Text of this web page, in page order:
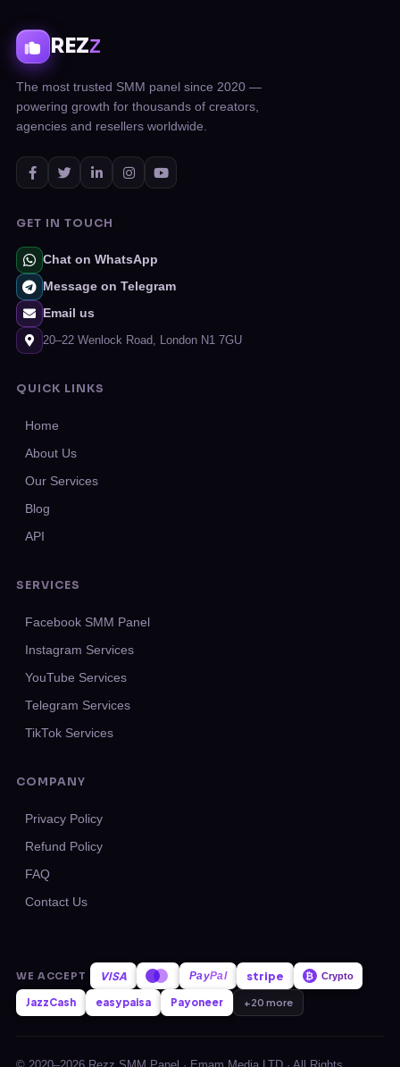
REZZ
The most trusted SMM panel since 2020 —
powering growth for thousands of creators,
agencies and resellers worldwide.
GET IN TOUCH
Chat on WhatsApp
Message on Telegram
Email us
20–22 Wenlock Road, London N1 7GU
QUICK LINKS
Home
About Us
Our Services
Blog
API
SERVICES
Facebook SMM Panel
Instagram Services
YouTube Services
Telegram Services
TikTok Services
COMPANY
Privacy Policy
Refund Policy
FAQ
Contact Us
WE ACCEPT VISA PayPal stripe ₿ Crypto
JazzCash easypaisa Payoneer +20 more